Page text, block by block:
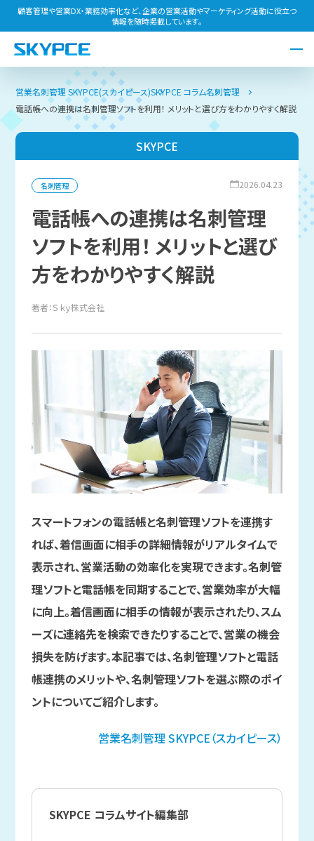
顧客管理や営業DX・業務効率化など、企業の営業活動やマーケティング活動に役立つ
情報を随時掲載しています。
営業名刺管理 SKYPCE(スカイピース)SKYPCE コラム名刺管理
電話帳への連携は名刺管理ソフトを利用！ メリットと選び方をわかりやすく解説
SKYPCE
名刺管理 2026.04.23
電話帳への連携は名刺管理
ソフトを利用！ メリットと選び
方をわかりやすく解説
著者：Ｓｋｙ株式会社
スマートフォンの電話帳と名刺管理ソフトを連携す
れば、着信画面に相手の詳細情報がリアルタイムで
表示され、営業活動の効率化を実現できます。名刺管
理ソフトと電話帳を同期することで、営業効率が大幅
に向上。着信画面に相手の情報が表示されたり、スム
ーズに連絡先を検索できたりすることで、営業の機会
損失を防げます。本記事では、名刺管理ソフトと電話
帳連携のメリットや、名刺管理ソフトを選ぶ際のポイ
ントについてご紹介します。
営業名刺管理SKYPCE（スカイピース）
SKYPCE コラムサイト編集部